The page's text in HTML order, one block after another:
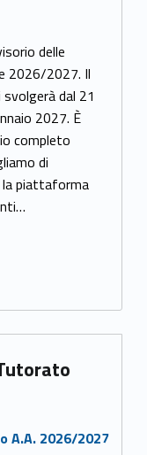
delle
2026/2027. Il
dal 21
2027. È
completo
di
la piattaforma